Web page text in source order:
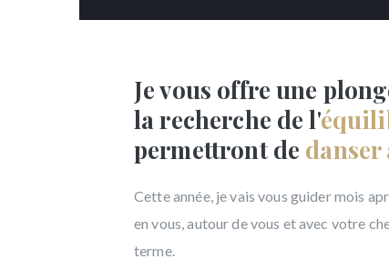
Je vous offre une
la recherche de l'
permettront de danser
Cette année, je vais vous guider mois
en vous, autour de vous et avec votre
terme.